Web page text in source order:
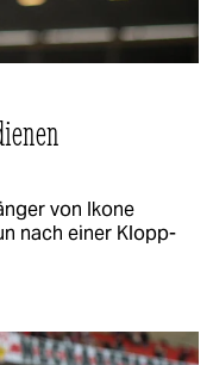
von Ikone
nach einer Klopp-